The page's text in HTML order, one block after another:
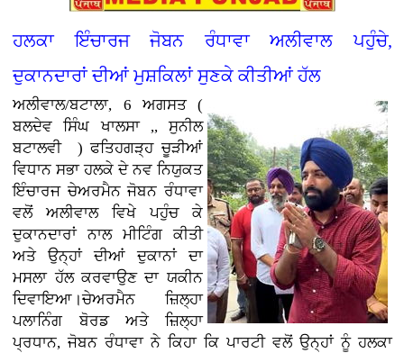
ਹਲਕਾ ਇੰਚਾਰਜ ਜੋਬਨ ਰੰਧਾਵਾ ਅਲੀਵਾਲ ਪਹੁੰਚੇ,
ਦੁਕਾਨਦਾਰਾਂ ਦੀਆਂ ਮੁਸ਼ਕਿਲਾਂ ਸੁਣਕੇ ਕੀਤੀਆਂ ਹੱਲ
ਅਲੀਵਾਲ/ਬਟਾਲਾ, 6 ਅਗਸਤ (
ਬਲਦੇਵ ਸਿੰਘ ਖਾਲਸਾ ,, ਸੁਨੀਲ
ਬਟਾਲਵੀ ) ਫਤਿਹਗੜ੍ਹ ਚੂੜੀਆਂ
ਵਿਧਾਨ ਸਭਾ ਹਲਕੇ ਦੇ ਨਵ ਨਿਯੁਕਤ
ਇੰਚਾਰਜ ਚੇਅਰਮੈਨ ਜੋਬਨ ਰੰਧਾਵਾ
ਵਲੋਂ ਅਲੀਵਾਲ ਵਿਖੇ ਪਹੁੰਚ ਕੇ
ਦੁਕਾਨਦਾਰਾਂ ਨਾਲ ਮੀਟਿੰਗ ਕੀਤੀ
ਅਤੇ ਉਨ੍ਹਾਂ ਦੀਆਂ ਦੁਕਾਨਾਂ ਦਾ
ਮਸਲਾ ਹੱਲ ਕਰਵਾਉਣ ਦਾ ਯਕੀਨ
ਦਿਵਾਇਆ।ਚੇਅਰਮੈਨ ਜ਼ਿਲ੍ਹਾ
ਪਲਾਨਿੰਗ ਬੋਰਡ ਅਤੇ ਜ਼ਿਲ੍ਹਾ
ਪ੍ਰਧਾਨ, ਜੋਬਨ ਰੰਧਾਵਾ ਨੇ ਕਿਹਾ ਕਿ ਪਾਰਟੀ ਵਲੋਂ ਉਨ੍ਹਾਂ ਨੂੰ ਹਲਕਾ